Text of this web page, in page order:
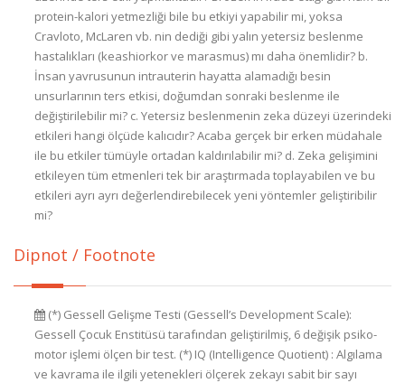
Dipnot / Footnote
(*) Gessell Gelişme Testi (Gessell’s Development Scale):
Gessell Çocuk Enstitüsü tarafından geliştirilmiş, 6 değişik psiko-
motor işlemi ölçen bir test. (*) IQ (Intelligence Quotient) : Algılama
ve kavrama ile ilgili yetenekleri ölçerek zekayı sabit bir sayı